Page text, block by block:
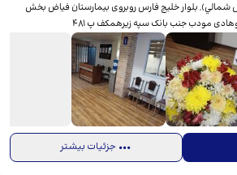
محله خلیج فارس (خليج فارس شمالي), بلوار خلیج فارس روبروی بیمارستان فیاض بخش
مودب جنب بانک سپه زیرهمکف پ ۴۸۱
جزئیات بیشتر